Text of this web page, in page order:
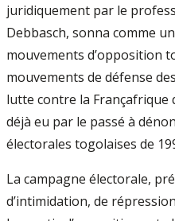
juridiquement par le
Debbasch, sonna comme
mouvements d’opposition
mouvements de défense
lutte contre la Françafrique
déjà eu par le passé à
électorales togolaises de
La campagne électorale,
d’intimidation, de